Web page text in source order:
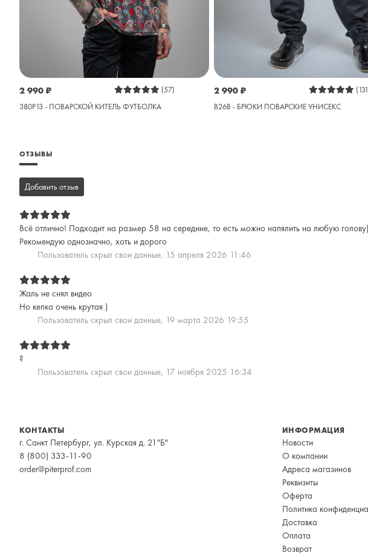
2 990 ₽
(57)
380P13 - ПОВАРСКОЙ КИТЕЛЬ ФУТБОЛКА
2 990 ₽
B26B - БРЮКИ ПОВАРСКИЕ УНИСЕКС
ОТЗЫВЫ
Добавить отзыв
Всё отлично! Подходит на размер 58 на середине, то есть можно напялить на любую
Рекомендую однозначно, хоть и дорого
Пользователь скрыл свои данные, 15 апреля 2026 11:46
Жаль не снял видео
Но кепка очень крутая )
Пользователь скрыл свои данные, 19 марта 2026 19:55
?
Пользователь скрыл свои данные, 17 ноября 2025 16:34
КОНТАКТЫ
г. Санкт Петербург, ул. Курская д. 21"Б"
8 (800) 333-11-90
order@piterprof.com
ИНФОРМАЦИЯ
Новости
О компании
Адреса магазинов
Реквизиты
Оферта
Политика
Доставка
Оплата
Возврат